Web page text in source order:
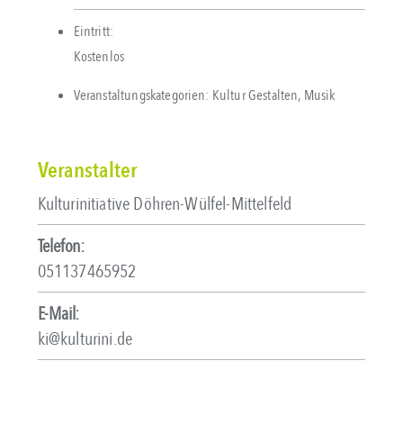
Eintritt:
Kostenlos
Veranstaltungskategorien: Kultur Gestalten, Musik
Veranstalter
Kulturinitiative Döhren-Wülfel-Mittelfeld
Telefon:
051137465952
E-Mail:
ki@kulturini.de